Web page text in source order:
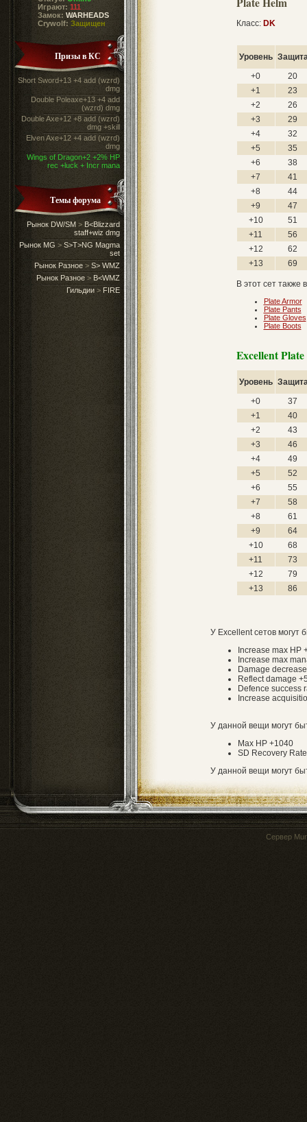
Играют: 111
Замок: WARHEADS
Crywolf: Защищен
Призы в КС
Short Sword+13 +4 add (wzrd)
dmg
Double Poleaxe+13 +4 add
(wzrd) dmg
Double Axe+12 +8 add (wzrd)
dmg +skill
Elven Axe+12 +4 add (wzrd)
dmg
Wings of Dragon+2 +2% HP
rec +luck + Incr mana
Темы форума
Рынок DW/SM > B<Blizzard
staff+wiz dmg
Рынок MG > S>T>NG Magma
set
Рынок Разное > S> WMZ
Рынок Разное > B<WMZ
Гильдии > FIRE
Класс: DK
Уровень
+0
20
+1
23
+2
26
+3
29
+4
32
+5
35
+6
38
+7
41
+8
44
+9
47
+10
51
+11
56
+12
62
+13
69
В этот сет также
Plate Armor
Plate Pants
Plate Gloves
Plate Boots
Excellent
Уровень
+0
37
+1
40
+2
43
+3
46
+4
49
+5
52
+6
55
+7
58
+8
61
+9
64
+10
68
+11
73
+12
79
+13
86
У Excellent сетов могут
Increase max HP
Increase max
Damage
Reflect damage
Defence success
Increase
У данной вещи могут
Max HP +1040
SD Recovery
У данной вещи могут
Сервер